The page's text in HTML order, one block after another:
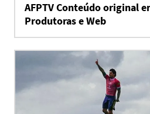
AFPTV Conteúdo original
Produtoras e Web